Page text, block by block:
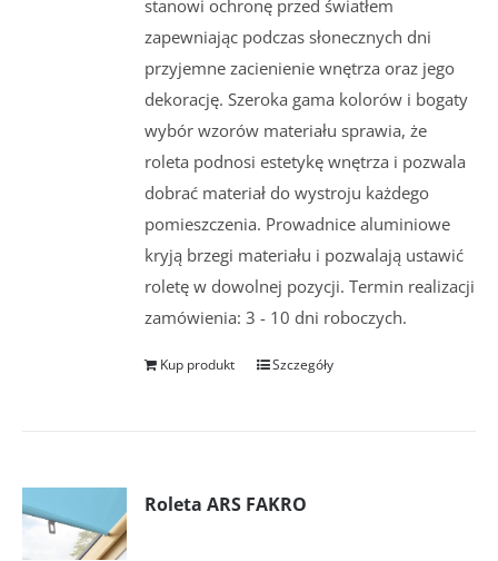
stanowi ochronę przed światłem
zapewniając podczas słonecznych dni
przyjemne zacienienie wnętrza oraz jego
dekorację. Szeroka gama kolorów i bogaty
wybór wzorów materiału sprawia, że
roleta podnosi estetykę wnętrza i pozwala
dobrać materiał do wystroju każdego
pomieszczenia. Prowadnice aluminiowe
kryją brzegi materiału i pozwalają ustawić
roletę w dowolnej pozycji. Termin realizacji
zamówienia: 3 - 10 dni roboczych.
Kup produkt Szczegóły
Roleta ARS FAKRO